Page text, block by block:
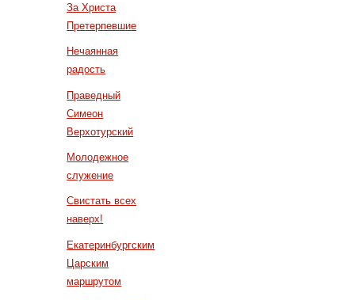
За Христа
Претерпевшие
Нечаянная
радость
Праведный
Симеон
Верхотурский
Молодежное
служение
Свистать всех
наверх!
Екатеринбургским
Царским
маршрутом